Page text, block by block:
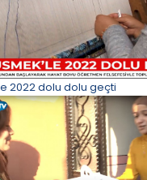
2022 dolu dolu geçti